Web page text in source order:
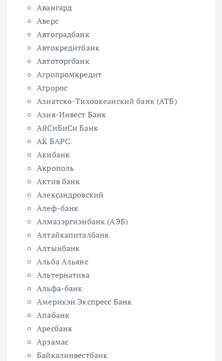
Авангард
Аверс
Автоградбанк
Автокредитбанк
Автоторгбанк
Агропромкредит
Агророс
Азиатско-Тихоокеанский банк (АТБ)
Азия-Инвест Банк
АйСиБиСи Банк
АК БАРС
Акибанк
Акрополь
Актив банк
Александровский
Алеф-банк
Алмазэргиэнбанк (АЭБ)
Алтайкапиталбанк
Алтынбанк
Альба Альянс
Альтернатива
Альфа-банк
Америкэн Экспресс Банк
Апабанк
Аресбанк
Арзамас
Байкалинвестбанк